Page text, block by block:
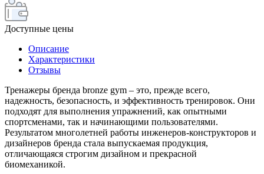
Доступные цены
Описание
Характеристики
Отзывы
Тренажеры бренда bronze gym – это, прежде всего,
надежность, безопасность, и эффективность тренировок. Они
подходят для выполнения упражнений, как опытными
спортсменами, так и начинающими пользователями.
Результатом многолетней работы инженеров-конструкторов и
дизайнеров бренда стала выпускаемая продукция,
отличающаяся строгим дизайном и прекрасной
биомеханикой.